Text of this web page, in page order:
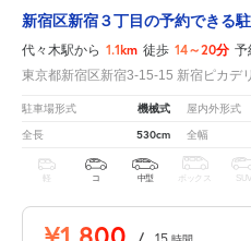
新宿区新宿３丁目の予約できる
代々木駅から 1.1km 徒歩 14～20分 予
東京都新宿区新宿3-15-15 新宿ピカデ
駐車場形式 機械式 屋内外形式
全長 530cm 全幅
軽 コ 中型 ボックス SUV